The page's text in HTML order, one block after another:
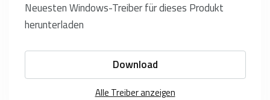
Neuesten Windows-Treiber für dieses Produkt
herunterladen
Download
Alle Treiber anzeigen